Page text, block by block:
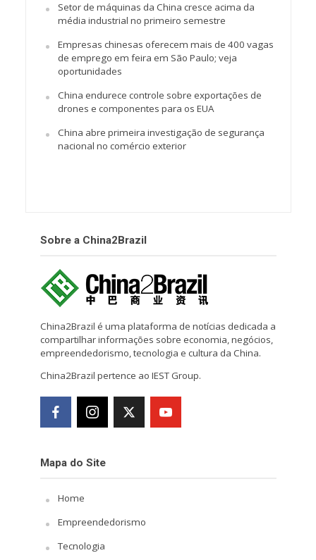
Setor de máquinas da China cresce acima da
média industrial no primeiro semestre
Empresas chinesas oferecem mais de 400 vagas
de emprego em feira em São Paulo; veja
oportunidades
China endurece controle sobre exportações de
drones e componentes para os EUA
China abre primeira investigação de segurança
nacional no comércio exterior
Sobre a China2Brazil
China2Brazil é uma plataforma de notícias dedicada a
compartilhar informações sobre economia, negócios,
empreendedorismo, tecnologia e cultura da China.
China2Brazil pertence ao IEST Group.
Mapa do Site
Home
Empreendedorismo
Tecnologia